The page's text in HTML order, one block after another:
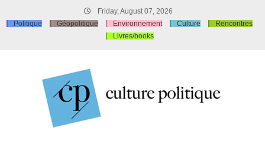
Friday, August 07, 2026
Politique
Géopolitique Environnement Culture
Rencontres
Livres/books